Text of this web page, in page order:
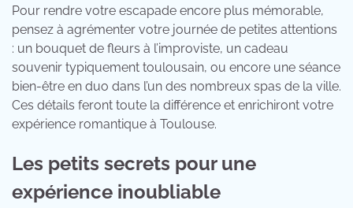
Pour rendre votre escapade encore plus mémorable,
pensez à agrémenter votre journée de petites attentions
: un bouquet de fleurs à l’improviste, un cadeau
souvenir typiquement toulousain, ou encore une séance
bien-être en duo dans l’un des nombreux spas de la ville.
Ces détails feront toute la différence et enrichiront votre
expérience romantique à Toulouse.
Les petits secrets pour une
expérience inoubliable